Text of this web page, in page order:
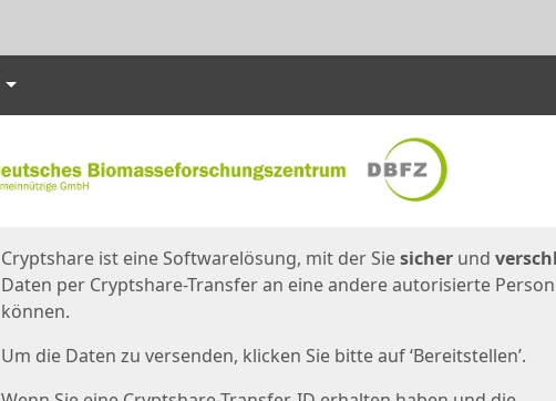
Sprachen
Cryptshare ist eine Softwarelösung, mit der Siesicher und
Daten per Cryptshare-Transfer an eine andere autorisierte
können.
Um die Daten zu versenden, klicken Sie bitte auf ‘Bereitstellen’.